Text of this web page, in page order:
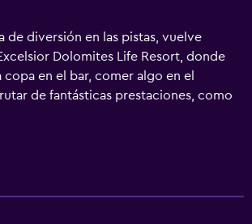
de diversión en las pistas, vuelve
Dolomites Life Resort, donde
en el bar, comer algo en el
de fantásticas prestaciones, como
y el spa completo. Se ofrece un
a petición. Excelsior Dolomites Life